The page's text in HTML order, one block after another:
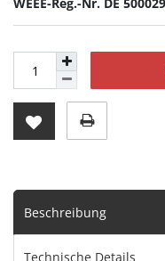
Beschreibung
Technische Details